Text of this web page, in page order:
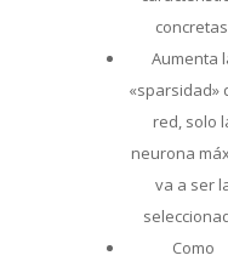
Aumenta
«sparsidad»
red, solo
neurona
va a ser
Como